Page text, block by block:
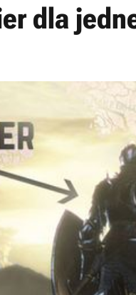
dla